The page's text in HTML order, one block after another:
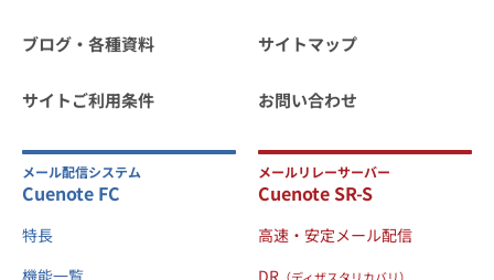
ブログ・各種資料 サイトマップ
サイトご利用条件 お問い合わせ
メール配信システム
Cuenote FC
特長
機能一覧
メールリレーサーバー
Cuenote SR-S
高速・安定メール配信
DR （ディザスタリカバリ）